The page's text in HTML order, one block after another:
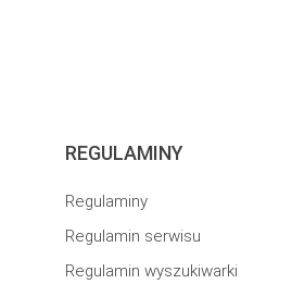
REGULAMINY
Regulaminy
Regulamin serwisu
Regulamin wyszukiwarki